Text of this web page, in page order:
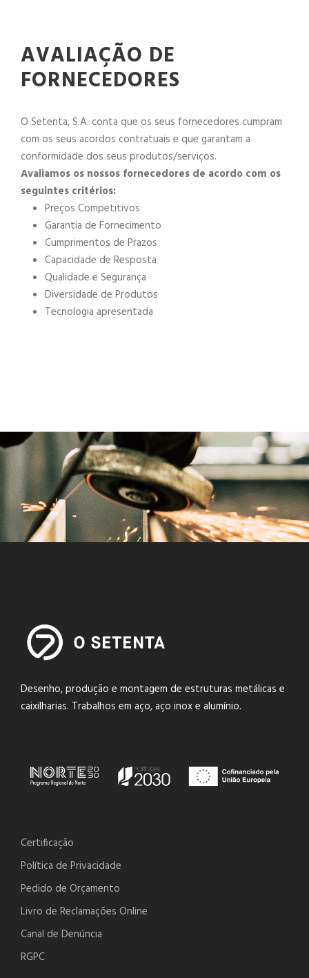
AVALIAÇÃO DE
FORNECEDORES
O Setenta, S.A. conta que os seus fornecedores cumpram
com os seus acordos contratuais e que garantam a
conformidade dos seus produtos/serviços.
Avaliamos os nossos fornecedores de acordo com os
seguintes critérios:
Preços Competitivos
Garantia de Fornecimento
Cumprimentos de Prazos
Capacidade de Resposta
Qualidade e Segurança
Diversidade de Produtos
Tecnologia apresentada
Desenho, produção e montagem de estruturas metálicas e
caixilharias. Trabalhos em aço, aço inox e alumínio.
Certificação
Política de Privacidade
Pedido de Orçamento
Livro de Reclamações Online
Canal de Denúncia
RGPC